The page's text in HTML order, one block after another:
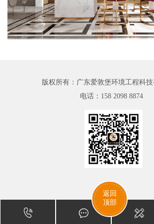
版权所有：广东爱敦堡环境工程科技
电话： 158 2098 8874
返回
顶部